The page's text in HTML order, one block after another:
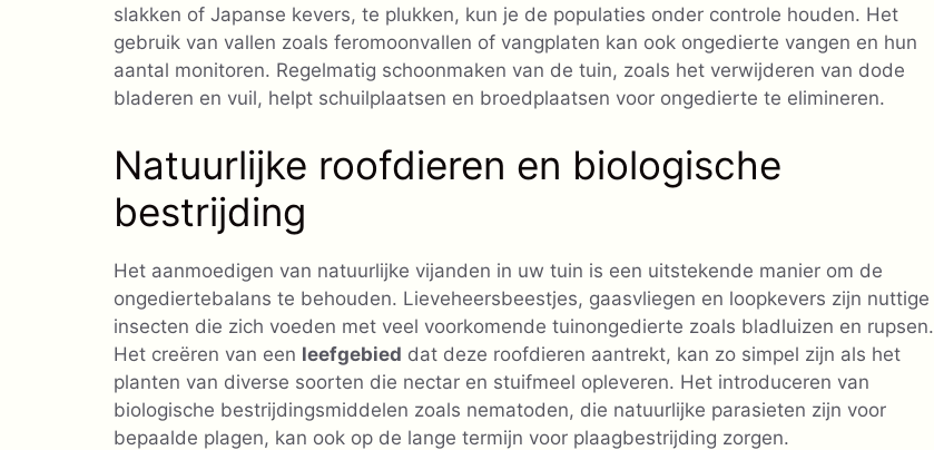
slakken of Japanse kevers, te plukken, kun je de populaties onder controle houden. Het
gebruik van vallen zoals feromoonvallen of vangplaten kan ook ongedierte vangen en hun
aantal monitoren. Regelmatig schoonmaken van de tuin, zoals het verwijderen van dode
bladeren en vuil, helpt schuilplaatsen en broedplaatsen voor ongedierte te elimineren.
Natuurlijke roofdieren en biologische
bestrijding
Het aanmoedigen van natuurlijke vijanden in uw tuin is een uitstekende manier om de
ongediertebalans te behouden. Lieveheersbeestjes, gaasvliegen en loopkevers zijn nuttige
insecten die zich voeden met veel voorkomende tuinongedierte zoals bladluizen en rupsen.
Het creëren van een leefgebied dat deze roofdieren aantrekt, kan zo simpel zijn als het
planten van diverse soorten die nectar en stuifmeel opleveren. Het introduceren van
biologische bestrijdingsmiddelen zoals nematoden, die natuurlijke parasieten zijn voor
bepaalde plagen, kan ook op de lange termijn voor plaagbestrijding zorgen.